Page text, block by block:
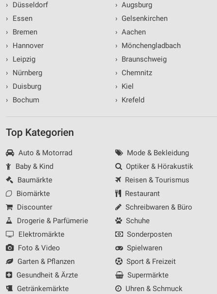
›
Düsseldorf
›
Essen
›
Bremen
›
Hannover
›
Leipzig
›
Nürnberg
›
Duisburg
›
Bochum
› Augsburg
› Gelsenkirchen
› Aachen
› Mönchengladbach
› Braunschweig
› Chemnitz
› Kiel
› Krefeld
Top Kategorien
Auto & Motorrad
Baby & Kind
Baumärkte
Biomärkte
Discounter
Drogerie & Parfümerie
Elektromärkte
Foto & Video
Garten & Pflanzen
Gesundheit & Ärzte
Getränkemärkte
Mode & Bekleidung
Optiker & Hörakustik
Reisen & Tourismus
Restaurant
Schreibwaren & Büro
Schuhe
Sonderposten
Spielwaren
Sport & Freizeit
Supermärkte
Uhren & Schmuck
Geräte anhand von aktiv angeforderten
Nicht-IAB-Verarbeitungszwecke:
Notwendig
Performance
Werbung